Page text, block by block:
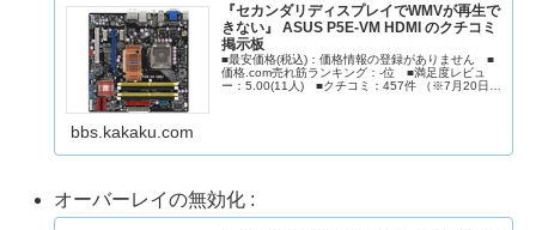
『セカンダリディスプレイでWMVが再生で
きない』 ASUS P5E-VM HDMI のクチコミ
掲示板
■最安価格(税込)：価格情報の登録がありません ■
価格.com売れ筋ランキング：-位 ■満足度レビュ
ー：5.00(11人) ■クチコミ：457件 （※7月20日時
bbs.kakaku.com
オーバーレイの無効化 :